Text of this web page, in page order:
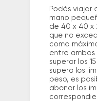
Podés viajar
mano
de 40 x 40 x
que no
como
entre ambos
superar los
supera los
peso, es
abonar los